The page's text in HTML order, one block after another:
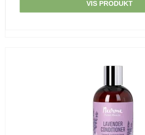
VIS PRODUKT